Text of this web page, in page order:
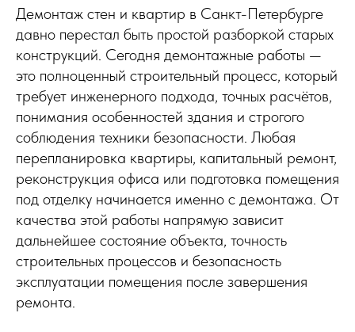
Демонтаж стен и квартир в Санкт-Петербурге
давно перестал быть простой разборкой старых
конструкций. Сегодня демонтажные работы —
это полноценный строительный процесс, который
требует инженерного подхода, точных расчётов,
понимания особенностей здания и строгого
соблюдения техники безопасности. Любая
перепланировка квартиры, капитальный ремонт,
реконструкция офиса или подготовка помещения
под отделку начинается именно с демонтажа. От
качества этой работы напрямую зависит
дальнейшее состояние объекта, точность
строительных процессов и безопасность
эксплуатации помещения после завершения
ремонта.